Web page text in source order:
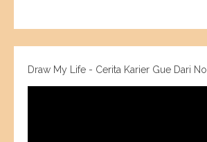
Draw My Life - Cerita Karier Gue Dari Nol